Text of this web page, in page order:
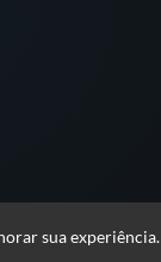
sua experiência.